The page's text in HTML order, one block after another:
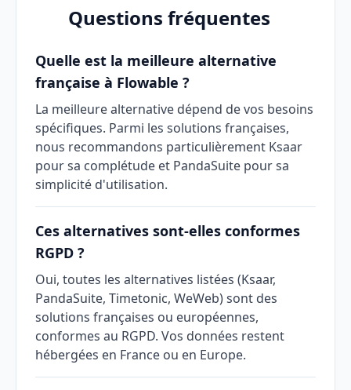
Questions fréquentes
Quelle est la meilleure alternative
française à Flowable ?
La meilleure alternative dépend de vos besoins
spécifiques. Parmi les solutions françaises,
nous recommandons particulièrement Ksaar
pour sa complétude et PandaSuite pour sa
simplicité d'utilisation.
Ces alternatives sont-elles conformes
RGPD ?
Oui, toutes les alternatives listées (Ksaar,
PandaSuite, Timetonic, WeWeb) sont des
solutions françaises ou européennes,
conformes au RGPD. Vos données restent
hébergées en France ou en Europe.